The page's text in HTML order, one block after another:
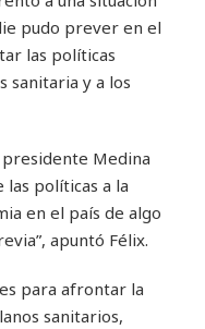
pudo prever en el
las políticas
sanitaria y a los
presidente Medina
las políticas a la
en el país de algo
apuntó Félix.
para afrontar la
sanitarios,